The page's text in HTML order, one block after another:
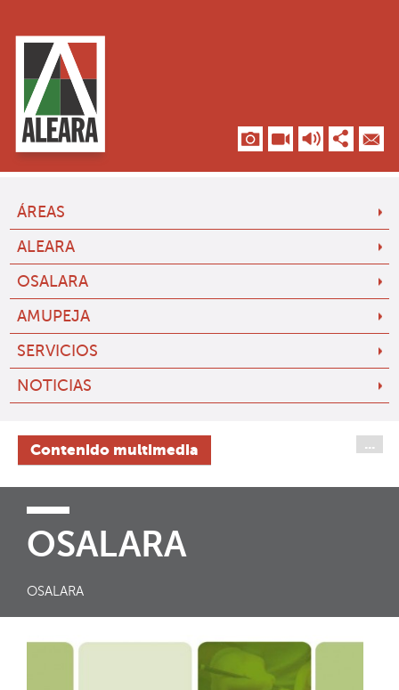
ÁREAS
ALEARA
OSALARA
AMUPEJA
SERVICIOS
NOTICIAS
Contenido multimedia ...
OSALARA
OSALARA